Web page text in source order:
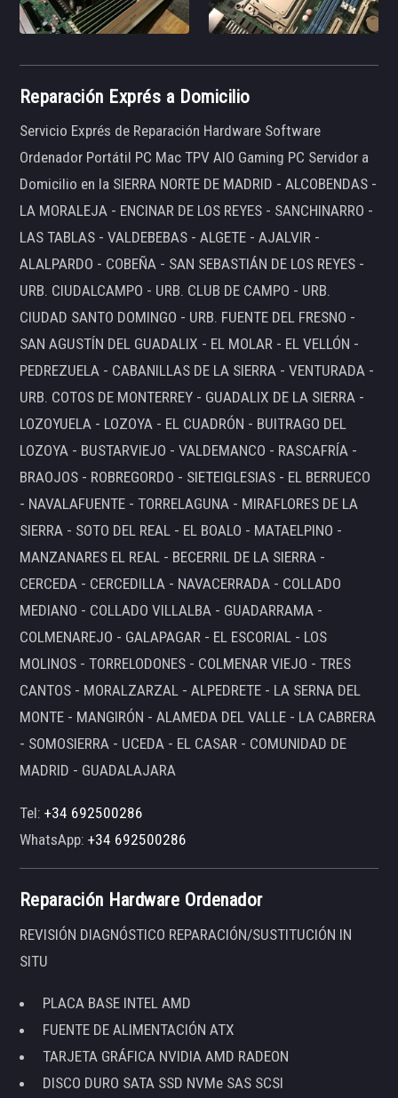
Reparación Exprés a Domicilio
Servicio Exprés de Reparación Hardware Software
Ordenador Portátil PC Mac TPV AIO Gaming PC Servidor a
Domicilio en la SIERRA NORTE DE MADRID - ALCOBENDAS -
LA MORALEJA - ENCINAR DE LOS REYES - SANCHINARRO -
LAS TABLAS - VALDEBEBAS - ALGETE - AJALVIR -
ALALPARDO - COBEÑA - SAN SEBASTIÁN DE LOS REYES -
URB. CIUDALCAMPO - URB. CLUB DE CAMPO - URB.
CIUDAD SANTO DOMINGO - URB. FUENTE DEL FRESNO -
SAN AGUSTÍN DEL GUADALIX - EL MOLAR - EL VELLÓN -
PEDREZUELA - CABANILLAS DE LA SIERRA - VENTURADA -
URB. COTOS DE MONTERREY - GUADALIX DE LA SIERRA -
LOZOYUELA - LOZOYA - EL CUADRÓN - BUITRAGO DEL
LOZOYA - BUSTARVIEJO - VALDEMANCO - RASCAFRÍA -
BRAOJOS - ROBREGORDO - SIETEIGLESIAS - EL BERRUECO
- NAVALAFUENTE - TORRELAGUNA - MIRAFLORES DE LA
SIERRA - SOTO DEL REAL - EL BOALO - MATAELPINO -
MANZANARES EL REAL - BECERRIL DE LA SIERRA -
CERCEDA - CERCEDILLA - NAVACERRADA - COLLADO
MEDIANO - COLLADO VILLALBA - GUADARRAMA -
COLMENAREJO - GALAPAGAR - EL ESCORIAL - LOS
MOLINOS - TORRELODONES - COLMENAR VIEJO - TRES
CANTOS - MORALZARZAL - ALPEDRETE - LA SERNA DEL
MONTE - MANGIRÓN - ALAMEDA DEL VALLE - LA CABRERA
- SOMOSIERRA - UCEDA - EL CASAR - COMUNIDAD DE
MADRID - GUADALAJARA
Tel:+34 692500286
WhatsApp:+34 692500286
Reparación Hardware Ordenador
REVISIÓN DIAGNÓSTICO REPARACIÓN/SUSTITUCIÓN IN
SITU
PLACA BASE INTEL AMD
FUENTE DE ALIMENTACIÓN ATX
TARJETA GRÁFICA NVIDIA AMD RADEON
DISCO DURO SATA SSD NVMe SAS SCSI